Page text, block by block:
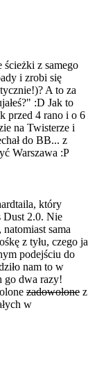
z samego
i zrobi się
A to za
:D Jak to
przed 4 rano i o 6
na Twisterze i
do BB... z
Warszawa :P
który
Dust 2.0. Nie
sama
z tyłu, czego ja
podejściu do
nam to w
go dwa razy!
zadowolone z
w